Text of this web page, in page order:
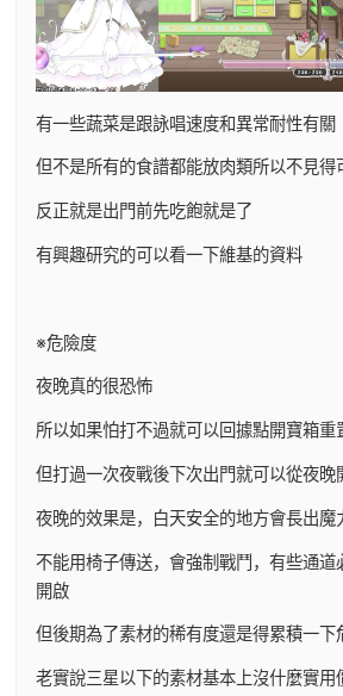
有一些蔬菜是跟詠唱速度和異常耐性有關
但不是所有的食譜都能放肉類所以不見得
反正就是出門前先吃飽就是了
有興趣研究的可以看一下維基的資料
※危險度
夜晚真的很恐怖
所以如果怕打不過就可以回據點開寶箱重
但打過一次夜戰後下次出門就可以從夜晚
夜晚的效果是，白天安全的地方會長出魔
不能用椅子傳送，會強制戰鬥，有些通道
開啟
但後期為了素材的稀有度還是得累積一下
老實說三星以下的素材基本上沒什麼實用